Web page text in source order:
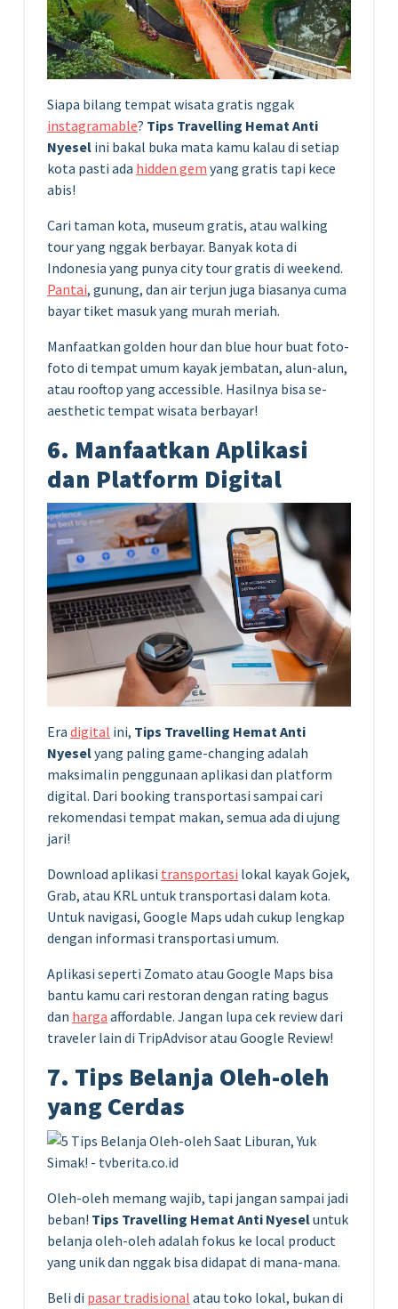
Siapa bilang tempat wisata gratis nggak
instagramable? Tips Travelling Hemat Anti
Nyesel ini bakal buka mata kamu kalau di setiap
kota pasti ada hidden gem yang gratis tapi kece
abis!
Cari taman kota, museum gratis, atau walking
tour yang nggak berbayar. Banyak kota di
Indonesia yang punya city tour gratis di weekend.
Pantai, gunung, dan air terjun juga biasanya cuma
bayar tiket masuk yang murah meriah.
Manfaatkan golden hour dan blue hour buat foto-
foto di tempat umum kayak jembatan, alun-alun,
atau rooftop yang accessible. Hasilnya bisa se-
aesthetic tempat wisata berbayar!
6. Manfaatkan Aplikasi
dan Platform Digital
Era digital ini, Tips Travelling Hemat Anti
Nyeselyang paling game-changing adalah
maksimalin penggunaan aplikasi dan platform
digital. Dari booking transportasi sampai cari
rekomendasi tempat makan, semua ada di ujung
jari!
Download aplikasi transportasi lokal kayak Gojek,
Grab, atau KRL untuk transportasi dalam kota.
Untuk navigasi, Google Maps udah cukup lengkap
dengan informasi transportasi umum.
Aplikasi seperti Zomato atau Google Maps bisa
bantu kamu cari restoran dengan rating bagus
dan harga affordable. Jangan lupa cek review dari
traveler lain di TripAdvisor atau Google Review!
7. Tips Belanja Oleh-oleh
yang Cerdas
Oleh-oleh memang wajib, tapi jangan sampai jadi
beban! Tips Travelling Hemat Anti Nyeseluntuk
belanja oleh-oleh adalah fokus ke local product
yang unik dan nggak bisa didapat di mana-mana.
Beli di pasar tradisional atau toko lokal, bukan di